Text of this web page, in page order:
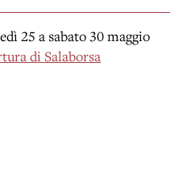
25 a sabato 30 maggio
di Salaborsa